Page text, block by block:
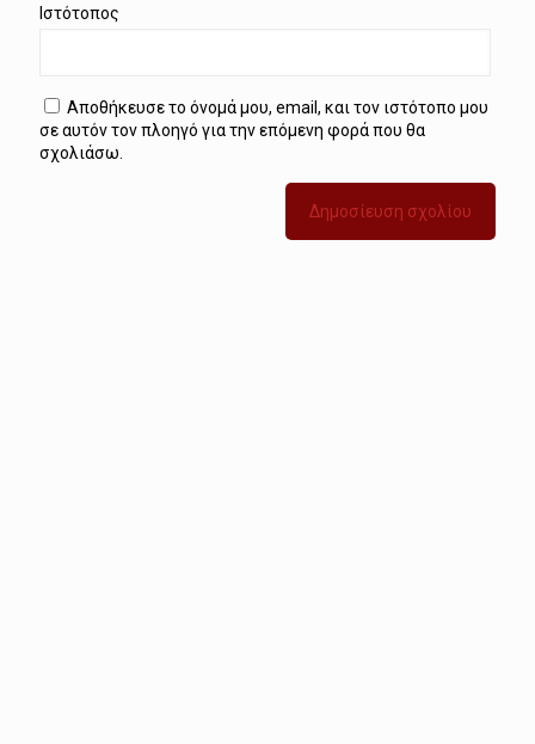
Ιστότοπος
Αποθήκευσε το όνομά μου, email, και τον ιστότοπο μου
σε αυτόν τον πλοηγό για την επόμενη φορά που θα
σχολιάσω.